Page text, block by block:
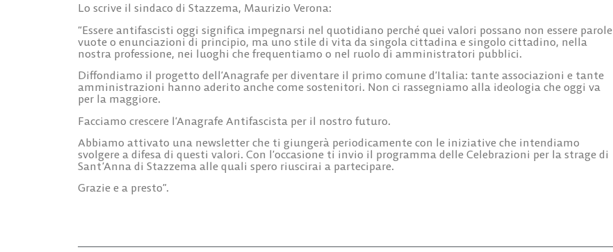
Lo scrive il sindaco di Stazzema, Maurizio Verona:
“Essere antifascisti oggi significa impegnarsi nel quotidiano perché quei valori possano non essere parole
vuote o enunciazioni di principio, ma uno stile di vita da singola cittadina e singolo cittadino, nella
nostra professione, nei luoghi che frequentiamo o nel ruolo di amministratori pubblici.
Diffondiamo il progetto dell’Anagrafe per diventare il primo comune d’Italia: tante associazioni e tante
amministrazioni hanno aderito anche come sostenitori. Non ci rassegniamo alla ideologia che oggi va
per la maggiore.
Facciamo crescere l’Anagrafe Antifascista per il nostro futuro.
Abbiamo attivato una newsletter che ti giungerà periodicamente con le iniziative che intendiamo
svolgere a difesa di questi valori. Con l’occasione ti invio il programma delle Celebrazioni per la strage di
Sant’Anna di Stazzema alle quali spero riuscirai a partecipare.
Grazie e a presto”.